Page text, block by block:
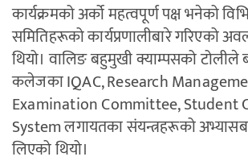
कार्यक्रमको अर्को महत्वपूर्ण पक्ष भनेको
समितिहरूको कार्यप्रणालीबारे गरिएको
थियो। वालिङ बहुमुखी क्याम्पसको टोलीले
कलेजका IQAC, Research
Examination Committee, Student
System लगायतका संयन्त्रहरूको
लिएको थियो।